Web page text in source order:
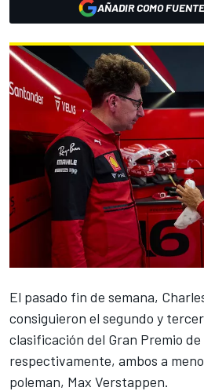
AÑADIR COMO
El pasado fin de semana,
consiguieron el segundo y
clasificación del Gran Premio de
respectivamente, ambos a
poleman, Max Verstappen.